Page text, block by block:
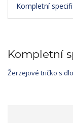
Kompletní
Kompletní
Žerzejové tričko s